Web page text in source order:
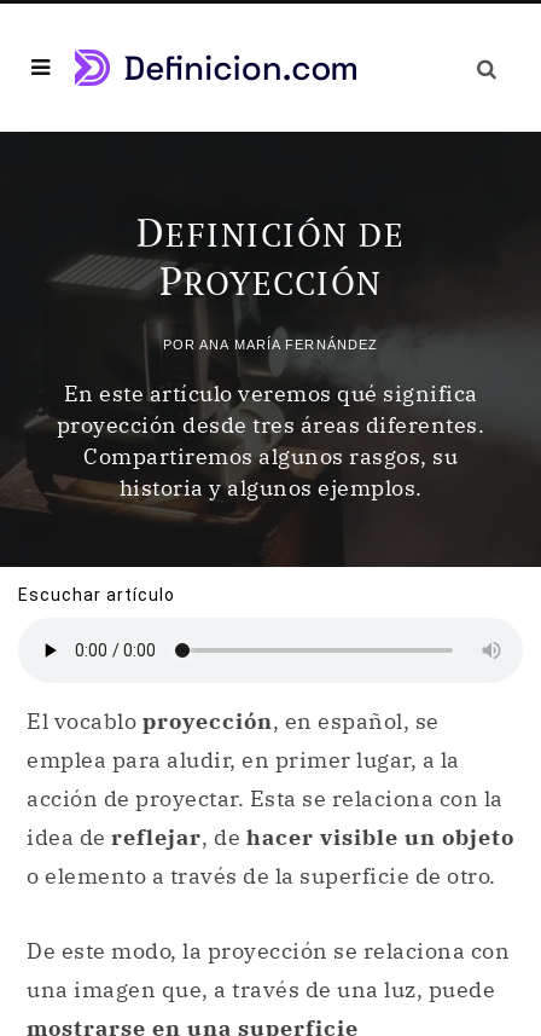
DEFINICIÓN DE
PROYECCIÓN
PORANA MARÍA FERNÁNDEZ
En este artículo veremos qué significa
proyección desde tres áreas diferentes.
Compartiremos algunos rasgos, su
historia y algunos ejemplos.
Escuchar artículo
El vocablo proyección, en español, se
emplea para aludir, en primer lugar, a la
acción de proyectar. Esta se relaciona con la
idea de reflejar, de hacer visible un objeto
o elemento a través de la superficie de otro.
De este modo, la proyección se relaciona con
una imagen que, a través de una luz, puede
mostrarse en una superficie